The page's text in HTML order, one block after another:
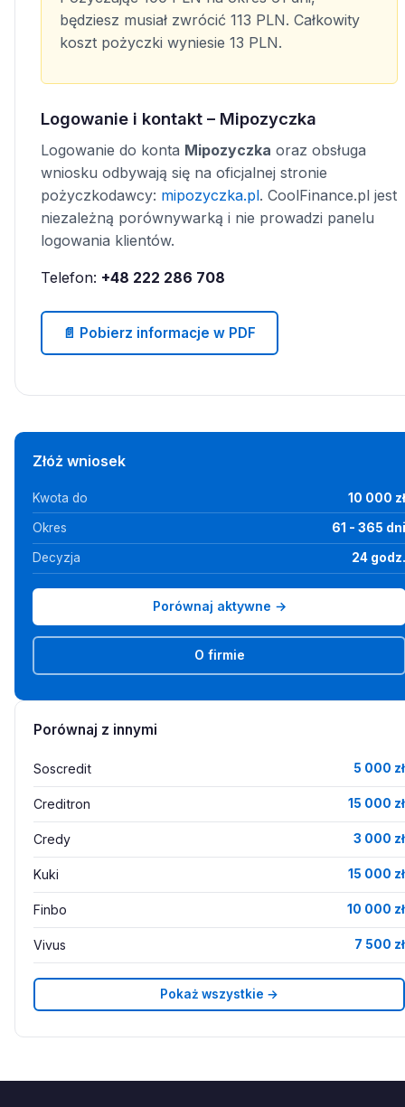
będziesz musiał zwrócić 113 PLN. Całkowity
koszt pożyczki wyniesie 13 PLN.
Logowanie i kontakt – Mipozyczka
Logowanie do konta Mipozyczka oraz obsługa
wniosku odbywają się na oficjalnej stronie
pożyczkodawcy: mipozyczka.pl. CoolFinance.pl jest
niezależną porównywarką i nie prowadzi panelu
logowania klientów.
Telefon: +48 222 286 708
📄 Pobierz informacje w PDF
Złóż wniosek
Kwota do 10 000 zł
Okres 61 - 365 dni
Decyzja 24 godz.
Porównaj aktywne →
O firmie
Porównaj z innymi
Soscredit 5 000 zł
Creditron 15 000 zł
Credy 3 000 zł
Kuki 15 000 zł
Finbo 10 000 zł
Vivus 7 500 zł
Pokaż wszystkie →